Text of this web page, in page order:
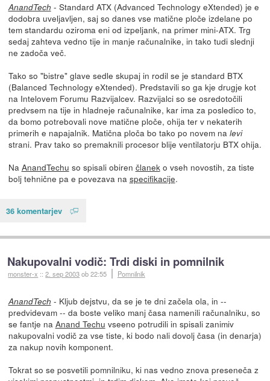
AnandTech - Standard ATX (Advanced Technology eXtended) je e
dodobra uveljavljen, saj so danes vse matične ploče izdelane po
tem standardu oziroma eni od izpeljank, na primer mini-ATX. Trg
sedaj zahteva vedno tije in manje računalnike, in tako tudi slednji
ne zadoča več.
Tako so "bistre" glave sedle skupaj in rodil se je standard BTX
(Balanced Technology eXtended). Predstavili so ga kje drugje kot
na Intelovem Forumu Razvijalcev. Razvijalci so se osredotočili
predvsem na tije in hladneje računalnike, kar ima za posledico to,
da bomo potrebovali nove matične ploče, ohija ter v nekaterih
primerih e napajalnik. Matična ploča bo tako po novem na levi
strani. Prav tako so premaknili procesor blije ventilatorju BTX ohija.
Na AnandTechu so spisali obiren članeko vseh novostih, za tiste
bolj tehnične pa e povezava na specifikacije.
36 komentarjev
Nakupovalni vodič: Trdi diski in pomnilnik
monster-x ::2. sep 2003ob 22:55 Pomnilnik
AnandTech - Kljub dejstvu, da se je te dni začela ola, in --
predvidevam -- da boste veliko manj časa namenili računalniku, so
se fantje na Anand Techu vseeno potrudili in spisali zanimiv
nakupovalni vodič za vse tiste, ki bodo nali dovolj časa (in denarja)
za nakup novih komponent.
Tokrat so se posvetili pomnilniku, ki nas vedno znova preseneča z